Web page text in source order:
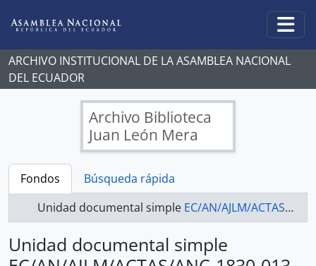
ARCHIVO INSTITUCIONAL DE LA ASAMBLEA NACIONAL
DEL ECUADOR
Archivo Biblioteca
Juan León Mera
Fondos
Búsqueda rápida
Unidad documental simple EC/AN/AJLM/ACTAS/ANC-1830-013 - ACTA ASAMBLEA NACIONAL CONSTITUYENTE 1830
Unidad documental simple